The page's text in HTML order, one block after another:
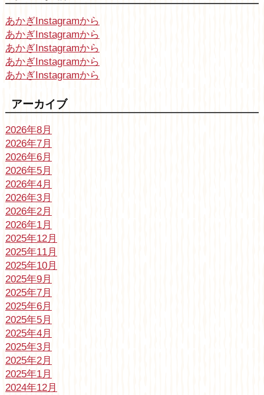
あかぎInstagramから
あかぎInstagramから
あかぎInstagramから
あかぎInstagramから
あかぎInstagramから
アーカイブ
2026年8月
2026年7月
2026年6月
2026年5月
2026年4月
2026年3月
2026年2月
2026年1月
2025年12月
2025年11月
2025年10月
2025年9月
2025年7月
2025年6月
2025年5月
2025年4月
2025年3月
2025年2月
2025年1月
2024年12月